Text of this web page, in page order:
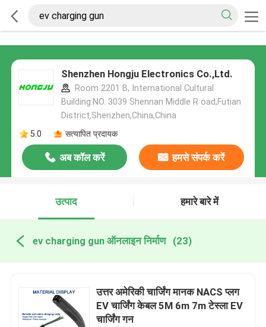
Shenzhen Hongju Electronics Co.,Ltd.
Room 2201 B, International Cultural
Building.NO. 3039 Shennan Middle R oad,Futian
District,Shenzhen,China,China
5.0
सत्यापित प्रदायक
अब कॉल करें हमसे संपर्क करें
उत्पाद हमारे बारे में
ev charging gun ऑनलाइन निर्माण (23)
उत्तर अमेरिकी चार्जिंग मानक NACS प्लग
EV चार्जिंग केबल 5M 6m 7m टेस्ला EV
चार्जिंग गन